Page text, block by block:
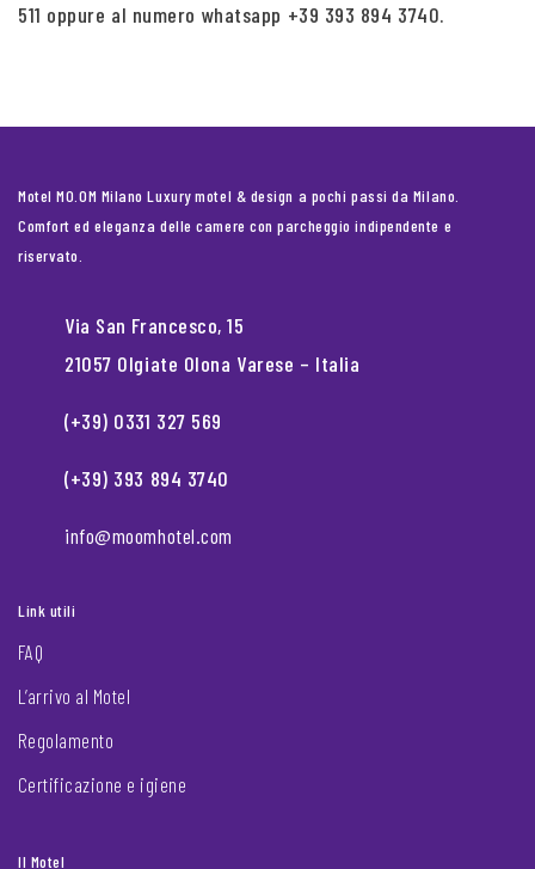
511 oppure al numero whatsapp +39 393 894 3740.
Motel MO.OM Milano Luxury motel & design a pochi passi da Milano.
Comfort ed eleganza delle camere con parcheggio indipendente e
riservato.
Via San Francesco, 15
21057 Olgiate Olona Varese – Italia
(+39) 0331 327 569
(+39) 393 894 3740
info@moomhotel.com
Link utili
FAQ
L’arrivo al Motel
Regolamento
Certificazione e igiene
Il Motel